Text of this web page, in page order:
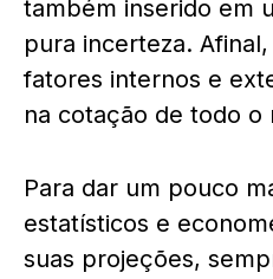
também inserido em
pura incerteza.
fatores internos e
na cotação de todo o
Para dar um pouco
estatísticos e
suas projeções,